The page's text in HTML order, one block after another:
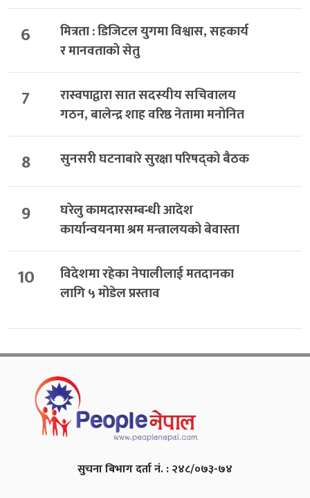
6
मित्रता : डिजिटल युगमा विश्वास, सहकार्य
र मानवताको सेतु
7
रास्वपाद्वारा सात सदस्यीय सचिवालय
गठन, बालेन्द्र शाह वरिष्ठ नेतामा मनोनित
8 सुनसरी घटनाबारे सुरक्षा परिषद्को बैठक
9
घरेलु कामदारसम्बन्धी आदेश
कार्यान्वयनमा श्रम मन्त्रालयको बेवास्ता
10
विदेशमा रहेका नेपालीलाई मतदानका
लागि ५ मोडेल प्रस्ताव
सुचना बिभाग दर्ता नं. : २४८/०७३-७४